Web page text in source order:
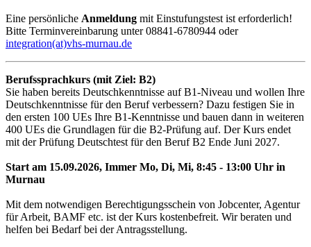
Eine persönliche Anmeldung mit Einstufungstest ist erforderlich!
Bitte Terminvereinbarung unter 08841-6780944 oder
integration(at)vhs-murnau.de
Berufssprachkurs (mit Ziel: B2)
Sie haben bereits Deutschkenntnisse auf B1-Niveau und wollen Ihre
Deutschkenntnisse für den Beruf verbessern? Dazu festigen Sie in
den ersten 100 UEs Ihre B1-Kenntnisse und bauen dann in weiteren
400 UEs die Grundlagen für die B2-Prüfung auf. Der Kurs endet
mit der Prüfung Deutschtest für den Beruf B2 Ende Juni 2027.
Start am 15.09.2026, Immer Mo, Di, Mi, 8:45 - 13:00 Uhr in
Murnau
Mit dem notwendigen Berechtigungsschein von Jobcenter, Agentur
für Arbeit, BAMF etc. ist der Kurs kostenbefreit. Wir beraten und
helfen bei Bedarf bei der Antragsstellung.